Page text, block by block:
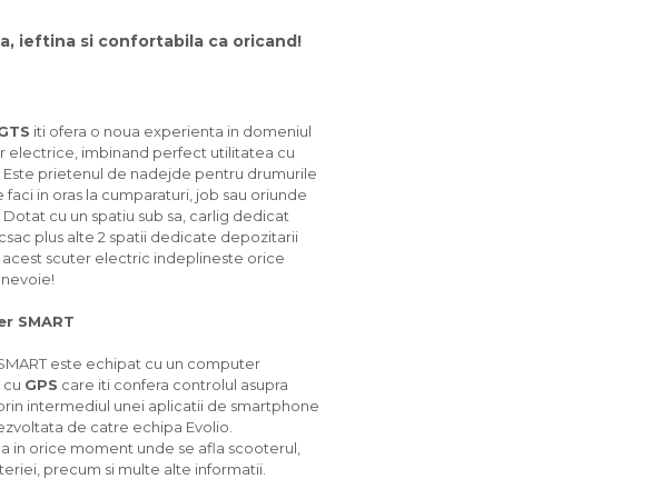
ieftina si confortabila ca oricand!
iti ofera o noua experienta in domeniul
electrice, imbinand perfect utilitatea cu
Este prietenul de nadejde pentru drumurile
faci in oras la cumparaturi, job sau oriunde
Dotat cu un spatiu sub sa, carlig dedicat
plus alte 2 spatii dedicate depozitarii
acest scuter electric indeplineste orice
SMART
este echipat cu un computer
GPS care iti confera controlul asupra
intermediul unei aplicatii de smartphone
de catre echipa Evolio.
in orice moment unde se afla scooterul,
precum si multe alte informatii.